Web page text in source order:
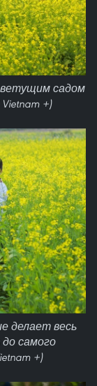
садом
+)
делает весь
самого
+)